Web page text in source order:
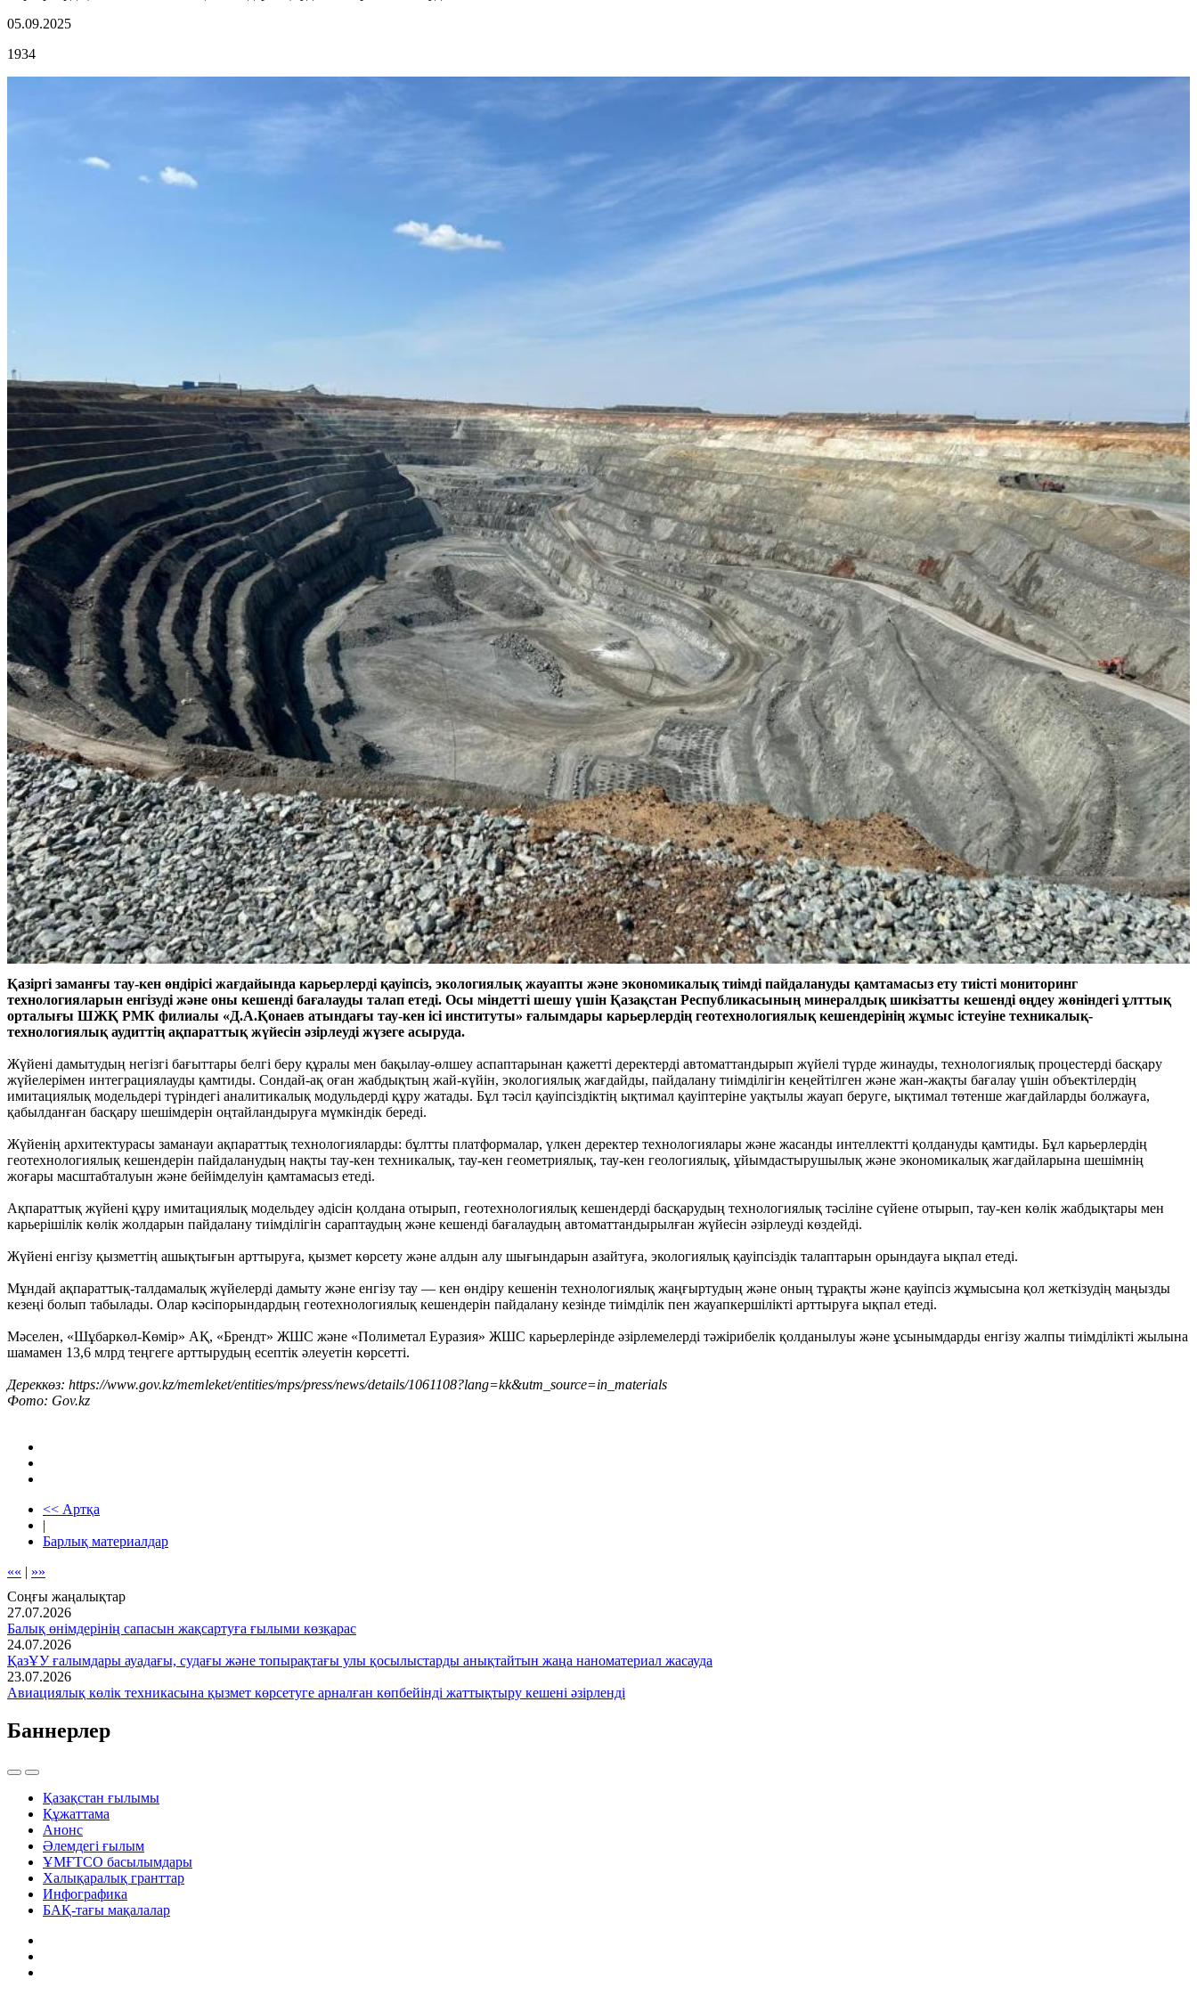
05.09.2025
1934
Қазіргі заманғы тау-кен өндірісі жағдайында карьерлерді қауіпсіз, экологиялық жауапты және экономикалық тиімді пайдалануды қамтамасыз ету тиісті мониторинг
технологияларын енгізуді және оны кешенді бағалауды талап етеді. Осы міндетті шешу үшін Қазақстан Республикасының минералдық шикізатты кешенді өңдеу жөніндегі ұлттық
орталығы ШЖҚ РМК филиалы «Д.А.Қонаев атындағы тау-кен ісі институты» ғалымдары карьерлердің геотехнологиялық кешендерінің жұмыс істеуіне техникалық-
технологиялық аудиттің ақпараттық жүйесін әзірлеуді жүзеге асыруда.
Жүйені дамытудың негізгі бағыттары белгі беру құралы мен бақылау-өлшеу аспаптарынан қажетті деректерді автоматтандырып жүйелі түрде жинауды, технологиялық процестерді басқару
жүйелерімен интеграциялауды қамтиды. Сондай-ақ оған жабдықтың жай-күйін, экологиялық жағдайды, пайдалану тиімділігін кеңейтілген және жан-жақты бағалау үшін объектілердің
имитациялық модельдері түріндегі аналитикалық модульдерді құру жатады. Бұл тәсіл қауіпсіздіктің ықтимал қауіптеріне уақтылы жауап беруге, ықтимал төтенше жағдайларды болжауға,
қабылданған басқару шешімдерін оңтайландыруға мүмкіндік береді.
Жүйенің архитектурасы заманауи ақпараттық технологияларды: бұлтты платформалар, үлкен деректер технологиялары және жасанды интеллектті қолдануды қамтиды. Бұл карьерлердің
геотехнологиялық кешендерін пайдаланудың нақты тау-кен техникалық, тау-кен геометриялық, тау-кен геологиялық, ұйымдастырушылық және экономикалық жағдайларына шешімнің
жоғары масштабталуын және бейімделуін қамтамасыз етеді.
Ақпараттық жүйені құру имитациялық модельдеу әдісін қолдана отырып, геотехнологиялық кешендерді басқарудың технологиялық тәсіліне сүйене отырып, тау-кен көлік жабдықтары мен
карьерішілік көлік жолдарын пайдалану тиімділігін сараптаудың және кешенді бағалаудың автоматтандырылған жүйесін әзірлеуді көздейді.
Жүйені енгізу қызметтің ашықтығын арттыруға, қызмет көрсету және алдын алу шығындарын азайтуға, экологиялық қауіпсіздік талаптарын орындауға ықпал етеді.
Мұндай ақпараттық-талдамалық жүйелерді дамыту және енгізу тау — кен өндіру кешенін технологиялық жаңғыртудың және оның тұрақты және қауіпсіз жұмысына қол жеткізудің маңызды
кезеңі болып табылады. Олар кәсіпорындардың геотехнологиялық кешендерін пайдалану кезінде тиімділік пен жауапкершілікті арттыруға ықпал етеді.
Мәселен, «Шұбаркөл-Көмір» АҚ, «Брендт» ЖШС және «Полиметал Еуразия» ЖШС карьерлерінде әзірлемелерді тәжірибелік қолданылуы және ұсынымдарды енгізу жалпы тиімділікті жылына
шамамен 13,6 млрд теңгеге арттырудың есептік әлеуетін көрсетті.
Дереккөз: https://www.gov.kz/memleket/entities/mps/press/news/details/1061108?lang=kk&utm_source=in_materials
Фото: Gov.kz
<< Артқа
|
Барлық материалдар
«« | »»
Соңғы жаңалықтар
27.07.2026
Балық өнімдерінің сапасын жақсартуға ғылыми көзқарас
24.07.2026
ҚазҰУ ғалымдары ауадағы, судағы және топырақтағы улы қосылыстарды анықтайтын жаңа наноматериал жасауда
23.07.2026
Авиациялық көлік техникасына қызмет көрсетуге арналған көпбейінді жаттықтыру кешені әзірленді
Баннерлер
Қазақстан ғылымы
Құжаттама
Анонс
Әлемдегі ғылым
ҰМҒТСО басылымдары
Халықаралық гранттар
Инфографика
БАҚ-тағы мақалалар